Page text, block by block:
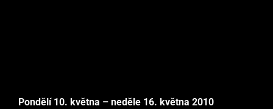
Pondělí 10. května – neděle 16. května 2010